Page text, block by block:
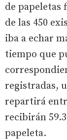
de papeletas
de las 450
iba a echar
tiempo que
registradas,
repartirá
recibirán
papeleta.